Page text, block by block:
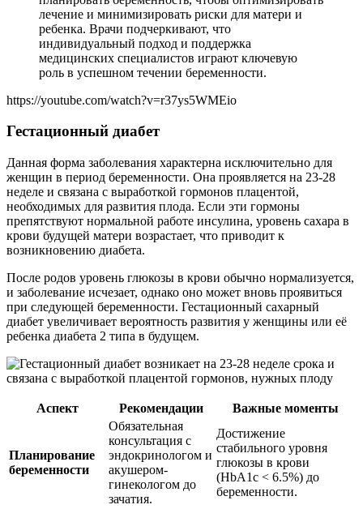
лечение и минимизировать риски для матери и
ребенка. Врачи подчеркивают, что
индивидуальный подход и поддержка
медицинских специалистов играют ключевую
роль в успешном течении беременности.
https://youtube.com/watch?v=r37ys5WMEio
Гестационный диабет
Данная форма заболевания характерна исключительно для
женщин в период беременности. Она проявляется на 23-28
неделе и связана с выработкой гормонов плацентой,
необходимых для развития плода. Если эти гормоны
препятствуют нормальной работе инсулина, уровень сахара в
крови будущей матери возрастает, что приводит к
возникновению диабета.
После родов уровень глюкозы в крови обычно нормализуется,
и заболевание исчезает, однако оно может вновь проявиться
при следующей беременности. Гестационный сахарный
диабет увеличивает вероятность развития у женщины или её
ребенка диабета 2 типа в будущем.
Аспект Рекомендации Важные моменты
Планирование
беременности
Обязательная
консультация с
эндокринологом и
акушером-
гинекологом до
зачатия.
Достижение
стабильного уровня
глюкозы в крови
(HbA1c < 6.5%) до
беременности.